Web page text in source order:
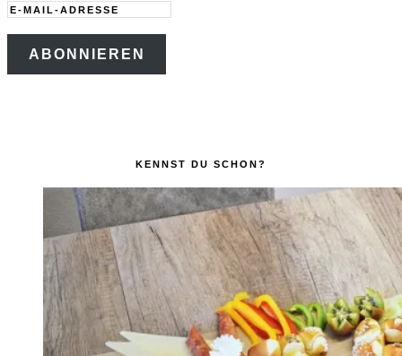
E-
Mail-
Adresse
ABONNIEREN
KENNST DU SCHON?